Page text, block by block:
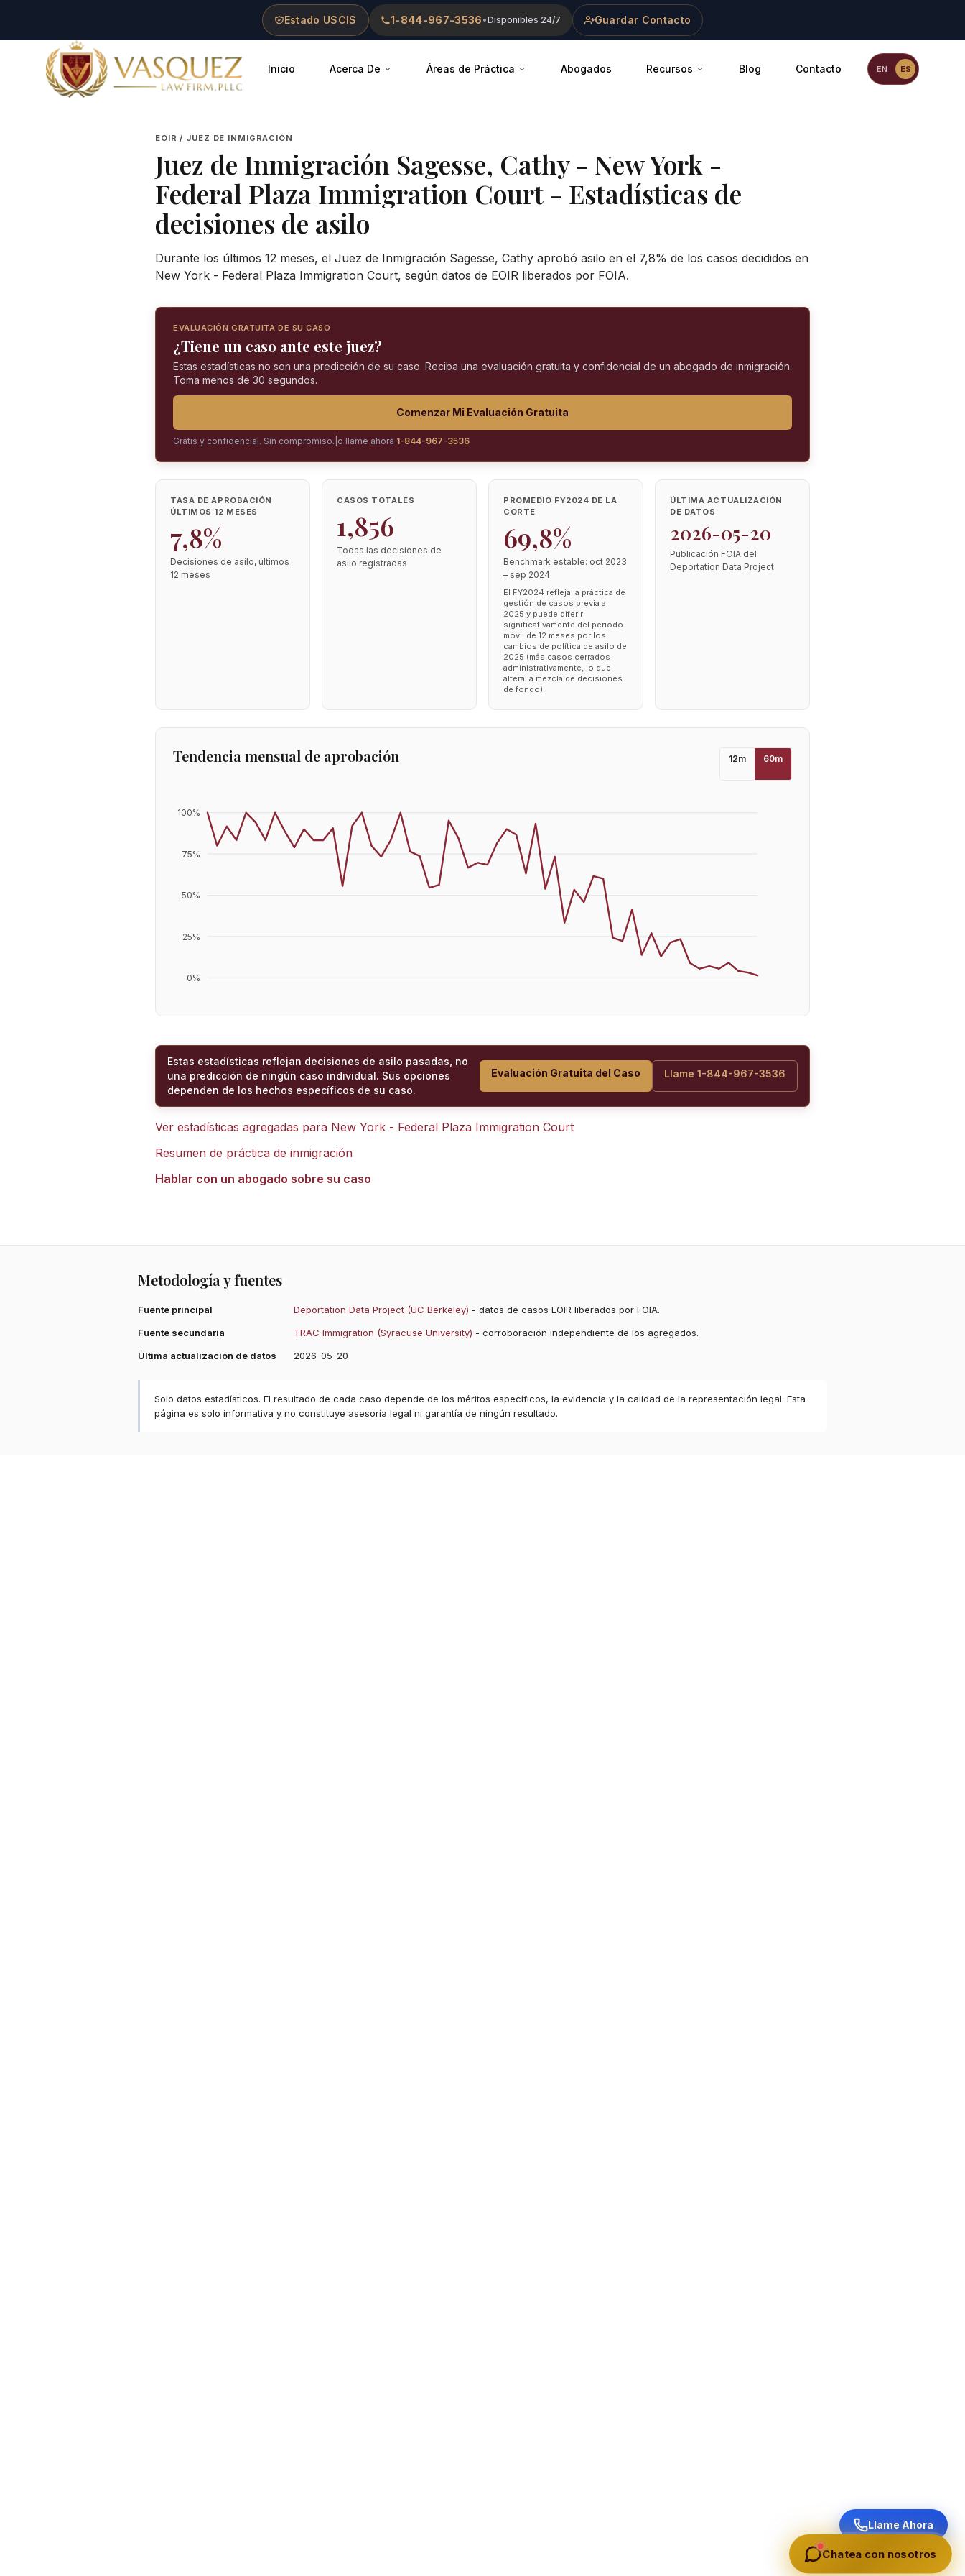
Estado USCIS 1-844-967-3536 •Disponibles 24/7 Guardar Contacto
Vasquez Law Firm - Home
Inicio Acerca De Áreas de Práctica Abogados Recursos Blog Contacto ES
EN
EOIR / JUEZ DE INMIGRACIÓN
Juez de Inmigración Sagesse, Cathy- New York -
Federal Plaza Immigration Court - Estadísticas de
decisiones de asilo
Durante los últimos 12 meses, el Juez de Inmigración Sagesse, Cathy aprobó asilo en el 7,8% de los casos decididos en
New York - Federal Plaza Immigration Court, según datos de EOIR liberados por FOIA.
EVALUACIÓN GRATUITA DE SU CASO
¿Tiene un caso ante este juez?
Estas estadísticas no son una predicción de su caso. Reciba una evaluación gratuita y confidencial de un abogado de inmigración.
Toma menos de 30 segundos.
Comenzar Mi Evaluación Gratuita
Gratis y confidencial. Sin compromiso. o llame ahora 1-844-967-3536
TASA DE APROBACIÓN
ÚLTIMOS 12 MESES
7,8%
Decisiones de asilo, últimos
12 meses
CASOS TOTALES
1,856
Todas las decisiones de
asilo registradas
PROMEDIO FY2024 DE LA
CORTE
69,8%
Benchmark estable: oct 2023
– sep 2024
El FY2024 refleja la práctica de
gestión de casos previa a
2025 y puede diferir
significativamente del periodo
móvil de 12 meses por los
cambios de política de asilo de
2025 (más casos cerrados
administrativamente, lo que
altera la mezcla de decisiones
de fondo).
ÚLTIMA ACTUALIZACIÓN
DE DATOS
2026-05-20
Publicación FOIA del
Deportation Data Project
Tendencia mensual de aprobación 12m 60m
0%
25%
50%
75%
100%
Estas estadísticas reflejan decisiones de asilo pasadas, no
una predicción de ningún caso individual. Sus opciones
dependen de los hechos específicos de su caso.
Evaluación Gratuita del Caso Llame 1-844-967-3536
Ver estadísticas agregadas para New York - Federal Plaza Immigration Court
Resumen de práctica de inmigración
Hablar con un abogado sobre su caso
Metodología y fuentes
Fuente principal Deportation Data Project (UC Berkeley) - datos de casos EOIR liberados por FOIA.
Fuente secundaria
TRAC Immigration (Syracuse University) - corroboración independiente de los agregados.
Última actualización de datos
2026-05-20
Solo datos estadísticos. El resultado de cada caso depende de los méritos específicos, la evidencia y la calidad de la representación legal. Esta
página es solo informativa y no constituye asesoría legal ni garantía de ningún resultado.
Llame Ahora
Chatea con nosotros